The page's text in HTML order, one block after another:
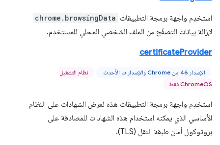
استخدِم واجهة برمجة التطبيقات chrome.browsingData
لإزالة بيانات التصفّح من الملف الشخصي المحلي للمستخدم.
certificateProvider
الإصدار 46 من Chrome والإصدارات الأحدث
نظام التشغيل
ChromeOS فقط
استخدِم واجهة برمجة التطبيقات هذه لعرض الشهادات على النظام
الأساسي الذي يمكنه استخدام هذه الشهادات للمصادقة على
بروتوكول أمان طبقة النقل (TLS).